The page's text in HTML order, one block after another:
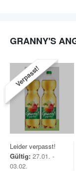
GRANNY'S
Verpasst!
Leider verpasst!
Gültig: 27.01. -
03.02.